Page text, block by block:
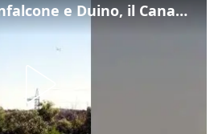
Incendio tra Monfalcone e Duino, il Canadair in azione per fermare le fiamme sul fronte dell’A4